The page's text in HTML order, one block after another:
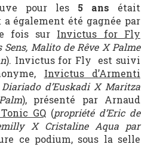
pour les 5 ans était
également été gagnée par
fois sur Invictus for Fly
Malito de Rêve X Palme
). Invictus for Fly est suivi
Invictus d’Armenti
d’Euskadi X Maritza
), présenté par Arnaud
GQ (propriété d’Eric de
X Cristaline Aqua par
ce podium, sous la selle